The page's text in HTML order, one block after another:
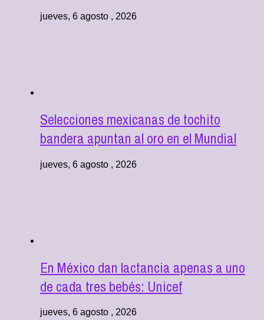
jueves, 6 agosto , 2026
Selecciones mexicanas de tochito
bandera apuntan al oro en el Mundial
jueves, 6 agosto , 2026
En México dan lactancia apenas a uno
de cada tres bebés: Unicef
jueves, 6 agosto , 2026